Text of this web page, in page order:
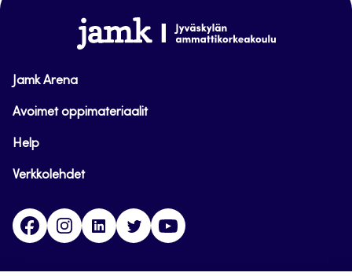
www.jamk.fi
Jamk Arena
Avoimet oppimateriaalit
Help
Verkkolehdet
FacebookInstagramLinkedinTwitter